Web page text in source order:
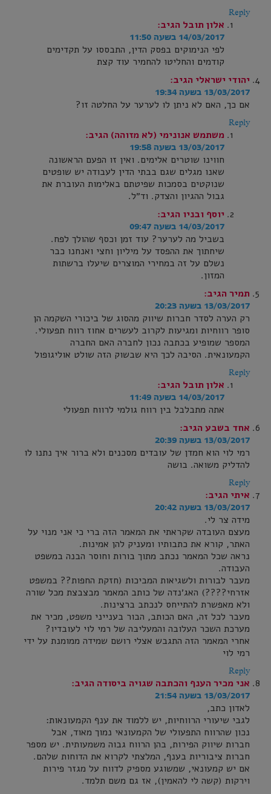
Reply
אלון תובל הגיב:
14/03/2017 בשעה 11:50
לפי הנימוקים בפסק הדין, התבססו על תקדימים
קודמים והחליטו להחמיר עוד קצת
יהודי ישראלי הגיב:
13/03/2017 בשעה 19:34
אם כך, האם לא ניתן לו לערער על החלטה זו?
Reply
משתמש אנונימי (לא מזוהה) הגיב:
13/03/2017 בשעה 19:58
חווינו שוטרים אלימים. ואין זו הפעם הראשונה
שאנו מגלים שגם בבתי הדין לעבודה יש שופטים
שנוקטים בסמכות שפיטתם באלימות העוברת את
גבול ההגיון והצדק. וד״ל.
יוסף ובניו הגיב:
14/03/2017 בשעה 09:47
בשביל מה לערער? עוד זמן וכסף שהולך לפח.
שיחתוך את ההפסד על מיליון וחצי ואנחנו כבר
נשלם על זה במחירי המוצרים שיעלו ברשתות
המזון.
תמיר הגיב:
13/03/2017 בשעה 20:23
רק הערה לסדר חברות שיווק מהסוג של ביכורי השקמה הן
סופר רווחיות ומגיעות לקרוב לעשרים אחוז רווח תפעולי.
המספר שמופיע בכתבה נכון לחברה האם החברה
הקמעונאית. הסיבה לכך היא שבשוק הזה שולט אוליגופול
Reply
אלון תובל הגיב:
14/03/2017 בשעה 11:49
אתה מתבלבל בין רווח גולמי לרווח תפעולי
אחד בשבע הגיב:
13/03/2017 בשעה 20:39
רמי לוי הוא חמדן של עובדים מסכנים ולא ברור איך נתנו לו
להדליק משואה. בושה
Reply
איתי הגיב:
13/03/2017 בשעה 20:42
מידה צר לי.
מעצם העובדה שקראתי את המאמר הזה ברי כי אני מנוי על
האתר, קורא את כתבותיו ומעניק להן אמינות.
נראה שכל המאמר נכתב מתוך בורות וחוסר הבנה במשפט
העבודה.
מעבר לבורות ולשגיאות המביכות (חזקת החפות?? במשפט
אזרחי????) האג׳נדה של כותב המאמר מבצבצת מכל שורה
ולא מאפשרת להתייחס לנכתב ברצינות.
מעבר לכל זה, האם הכותב, הבור בענייני משפט, מכיר את
מערכת השכר העלובה והמעליבה של רמי לוי לעובדיו?
אחרי המאמר הזה התגבש אצלי רושם שמידה ממומנת על ידי
רמי לוי
Reply
אני מכיר הענף והכתבה שגויה ביסודה הגיב:
13/03/2017 בשעה 21:54
לאדון כתב,
לגבי שיעורי הרווחיות, יש ללמוד את ענף הקמעונאות:
נכון שהרווח התפעולי של הקמעונאי נמוך מאוד, אבל
חברות שיווק הפירות, בהן הרווח גבוה משמעותית. יש מספר
חברות ציבוריות בענף, המלצתי לקרוא את הדוחות שלהם.
אם יש קמעונאי, שמשוגע מספיק לדווח על מגזר פירות
וירקות (קשה לי להאמין), אז גם משם תלמד.